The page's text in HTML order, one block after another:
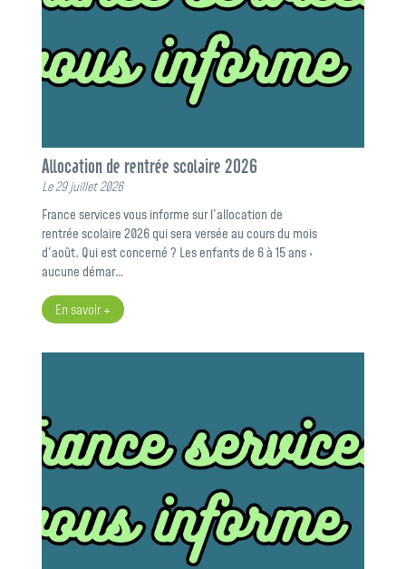
Allocation de rentrée scolaire 2026
Le 29 juillet 2026
France services vous informe sur l’allocation de
rentrée scolaire 2026 qui sera versée au cours du mois
d’août. Qui est concerné ? Les enfants de 6 à 15 ans :
aucune démar…
En savoir +